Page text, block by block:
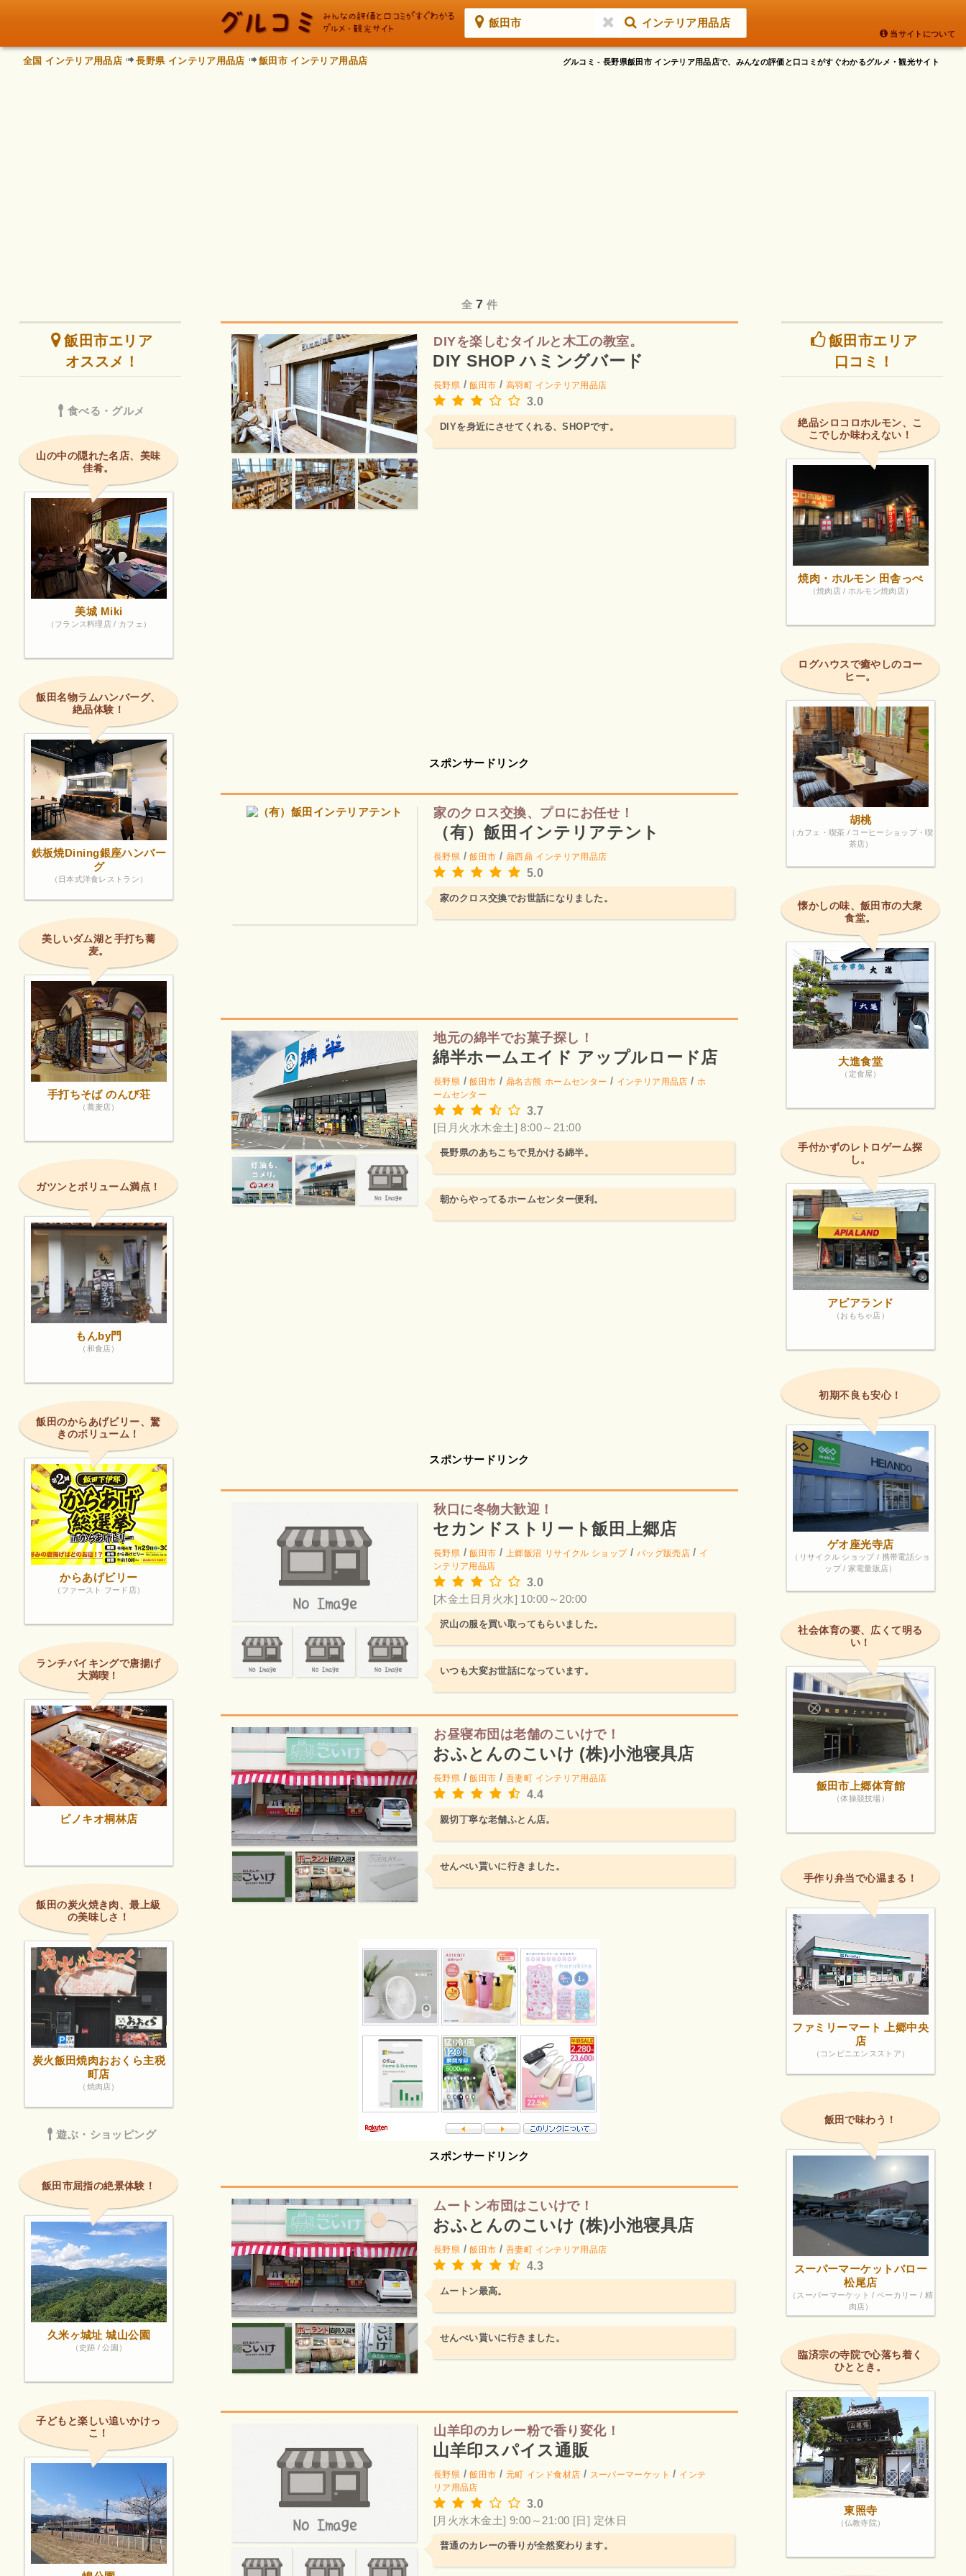
飯田市 インテリア用品店
当サイトについて
グルコミ - 長野県飯田市 インテリア用品店で、みんなの評価と口コミがすぐわかるグルメ・観光サイト
全国 インテリア用品店 長野県 インテリア用品店 飯田市 インテリア用品店
全7 件
DIYを楽しむタイルと木工の教室。
DIY SHOP ハミングバード
長野県 /飯田市 / 高羽町 インテリア用品店
3.0
DIYを身近にさせてくれる、SHOPです。
スポンサードリンク
家のクロス交換、プロにお任せ！
（有）飯田インテリアテント
長野県 /飯田市 / 鼎西鼎 インテリア用品店
5.0
家のクロス交換でお世話になりました。
地元の綿半でお菓子探し！
綿半ホームエイド アップルロード店
長野県 /飯田市 / 鼎名古熊 ホームセンター / インテリア用品店 / ホ
ームセンター
3.7
[日月火水木金土] 8:00～21:00
長野県のあちこちで見かける綿半。
朝からやってるホームセンター便利。
スポンサードリンク
秋口に冬物大歓迎！
セカンドストリート飯田上郷店
長野県 /飯田市 / 上郷飯沼 リサイクル ショップ/ バッグ販売店/ イ
ンテリア用品店
3.0
[木金土日月火水] 10:00～20:00
沢山の服を買い取ってもらいました。
いつも大変お世話になっています。
お昼寝布団は老舗のこいけで！
おふとんのこいけ (株)小池寝具店
長野県 /飯田市 / 吾妻町 インテリア用品店
4.4
親切丁寧な老舗ふとん店。
せんべい貰いに行きました。
スポンサードリンク
ムートン布団はこいけで！
おふとんのこいけ (株)小池寝具店
長野県 /飯田市 / 吾妻町 インテリア用品店
4.3
ムートン最高。
せんべい貰いに行きました。
山羊印のカレー粉で香り変化！
山羊印スパイス通販
長野県 /飯田市 / 元町 インド食材店 / スーパーマーケット / インテ
リア用品店
3.0
[月火水木金土] 9:00～21:00 [日] 定休日
普通のカレーの香りが全然変わります。
飯田市エリア
オススメ！
食べる・グルメ
山の中の隠れた名店、美味
佳肴。
美城 Miki
（フランス料理店 / カフェ）
飯田名物ラムハンバーグ、
絶品体験！
鉄板焼Dining銀座ハンバー
グ
（日本式洋食レストラン）
美しいダム湖と手打ち蕎
麦。
手打ちそば のんび荘
（蕎麦店）
ガツンとボリューム満点！
もんby門
（和食店）
飯田のからあげビリー、驚
きのボリューム！
からあげビリー
（ファースト フード店）
ランチバイキングで唐揚げ
大満喫！
ピノキオ桐林店
飯田の炭火焼き肉、最上級
の美味しさ！
炭火飯田焼肉おおくら主税
町店
（焼肉店）
遊ぶ・ショッピング
飯田市屈指の絶景体験！
久米ヶ城址 城山公園
（史跡 / 公園）
子どもと楽しい追いかけっ
こ！
飯田市エリア
口コミ！
絶品シロコロホルモン、こ
こでしか味わえない！
焼肉・ホルモン 田舎っぺ
（焼肉店 / ホルモン焼肉店）
ログハウスで癒やしのコー
ヒー。
胡桃
（カフェ・喫茶 / コーヒーショップ・喫
茶店）
懐かしの味、飯田市の大衆
食堂。
大進食堂
（定食屋）
手付かずのレトロゲーム探
し。
アピアランド
（おもちゃ店）
初期不良も安心！
ゲオ座光寺店
（リサイクル ショップ / 携帯電話ショ
ップ / 家電量販店）
社会体育の要、広くて明る
い！
飯田市上郷体育館
（体操競技場）
手作り弁当で心温まる！
ファミリーマート 上郷中央
店
（コンビニエンスストア）
飯田で味わう！
スーパーマーケットバロー
松尾店
（スーパーマーケット / ベーカリー / 精
肉店）
臨済宗の寺院で心落ち着く
ひととき。
東照寺
（仏教寺院）